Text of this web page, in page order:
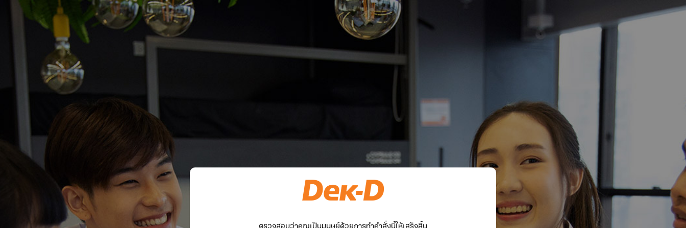
ตรวจสอบว่าคุณเป็นมนุษย์ด้วยการทำคำสั่งนี้ให้เสร็จสิ้น